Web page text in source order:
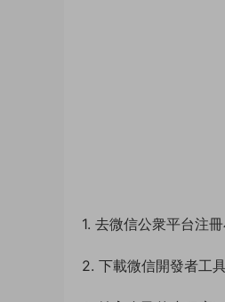
1. 去微信公衆平台注
2. 下載微信開發者工